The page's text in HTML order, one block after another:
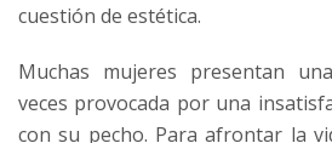
cuestión de estética.
Muchas mujeres presentan
veces provocada por una
con su pecho. Para afrontar la